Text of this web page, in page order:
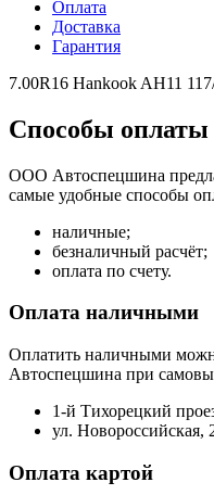
Оплата
Доставка
Гарантия
7.00R16 Hankook AH11
Способы оплаты
ООО Автоспецшина
самые удобные способы
наличные;
безналичный расчёт;
оплата по счету.
Оплата наличными
Оплатить наличными
Автоспецшина при
1-й Тихорецкий
ул. Новороссийская,
Оплата картой